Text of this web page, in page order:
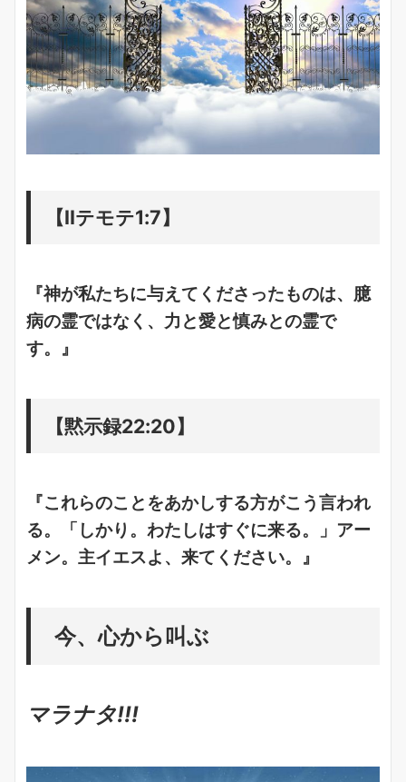
【IIテモテ1:7】
『神が私たちに与えてくださったものは、臆
病の霊ではなく、力と愛と慎みとの霊で
す。』
【黙示録22:20】
『これらのことをあかしする方がこう言われ
る。「しかり。わたしはすぐに来る。」アー
メン。主イエスよ、来てください。』
今、心から叫ぶ
マラナタ!!!